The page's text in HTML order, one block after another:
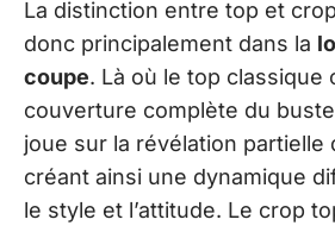
La distinction entre top et
donc principalement dans la
coupe. Là où le top classique
couverture complète du
joue sur la révélation partielle
créant ainsi une dynamique
le style et l’attitude. Le crop